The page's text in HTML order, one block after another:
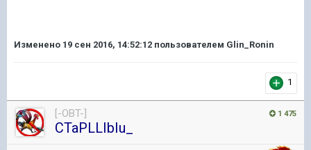
Изменено 19 сен 2016, 14:52:12 пользователем Glin_Ronin
1
1 475
[-OBT-]
CTaPLLIbIu_